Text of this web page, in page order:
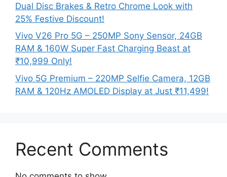
Dual Disc Brakes & Retro Chrome Look with
25% Festive Discount!
Vivo V26 Pro 5G – 250MP Sony Sensor, 24GB
RAM & 160W Super Fast Charging Beast at
₹10,999 Only!
Vivo 5G Premium – 220MP Selfie Camera, 12GB
RAM & 120Hz AMOLED Display at Just ₹11,499!
Recent Comments